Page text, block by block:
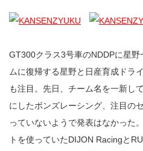
GT300クラス3号車のNDDPに星
ムに復帰する星野と日産育成ドラ
も注目。先日、チーム名を一新し
にしたボンズレーシング、注目の
っていないようで発表はなかった
トを使っていたDIJON Racingと